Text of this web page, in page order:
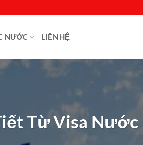
NƯỚC LIÊN HỆ
Từ Visa Nước